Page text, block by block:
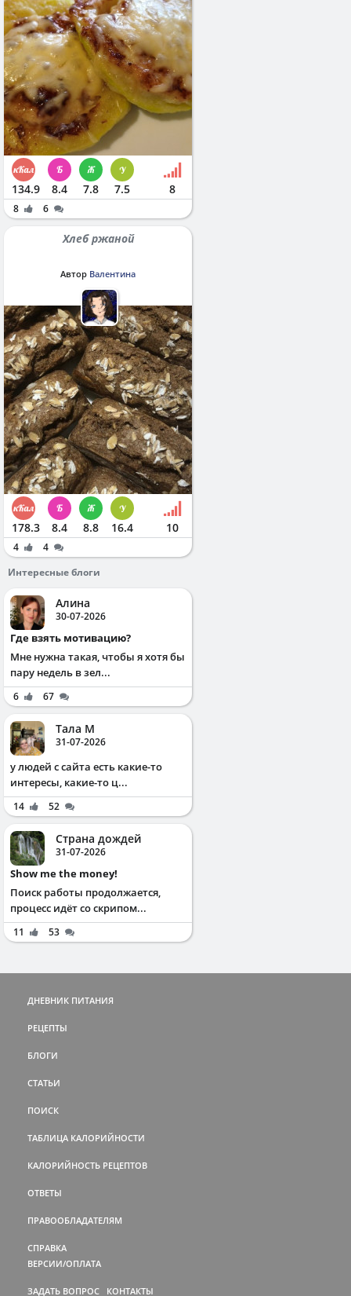
134.9 8.4 7.8 7.5 8
8 6
Хлеб ржаной
Автор Валентина
178.3 8.4 8.8 16.4 10
4
4
Интересные блоги
Алина
30-07-2026
Где взять мотивацию?
Мне нужна такая, чтобы я хотя бы
пару недель в зел...
6 67
Тала М
31-07-2026
у людей с сайта есть какие-то
интересы, какие-то ц...
14 52
Страна дождей
31-07-2026
Show me the money!
Поиск работы продолжается,
процесс идёт со скрипом...
11 53
ДНЕВНИК ПИТАНИЯ
РЕЦЕПТЫ
БЛОГИ
СТАТЬИ
ПОИСК
ТАБЛИЦА КАЛОРИЙНОСТИ
КАЛОРИЙНОСТЬ РЕЦЕПТОВ
ОТВЕТЫ
ПРАВООБЛАДАТЕЛЯМ
СПРАВКА
ВЕРСИИ/ОПЛАТА
ЗАДАТЬ ВОПРОС КОНТАКТЫ